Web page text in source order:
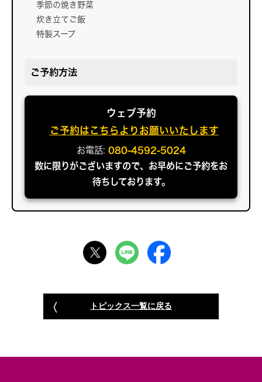
季節の焼き野菜
炊き立てご飯
特製スープ
ご予約方法
ウェブ予約
ご予約はこちらよりお願いいたします
お電話: 080-4592-5024
数に限りがございますので、お早めにご予約をお
待ちしております。
トピックス一覧に戻る